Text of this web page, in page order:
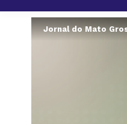
Jornal do Mato